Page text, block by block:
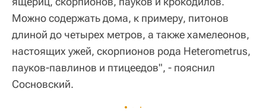
Можно содержать дома, к примеру, питонов
длиной до четырех метров, а также хамелеонов,
настоящих ужей, скорпионов рода Heterometrus,
пауков-павлинов и птицеедов", - пояснил
Сосновский.